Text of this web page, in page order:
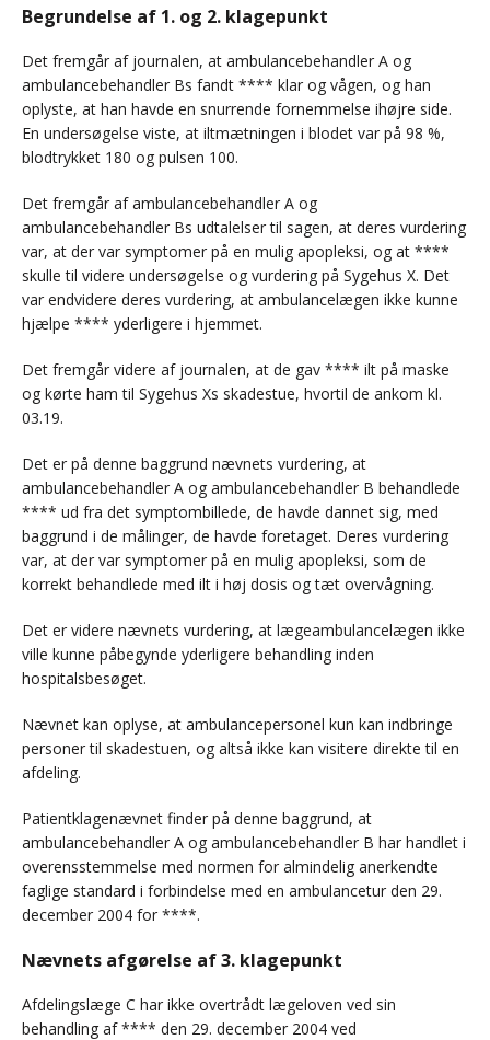
Begrundelse af 1. og 2. klagepunkt
Det fremgår af journalen, at ambulancebehandler A og
ambulancebehandler Bs fandt **** klar og vågen, og han
oplyste, at han havde en snurrende fornemmelse ihøjre side.
En undersøgelse viste, at iltmætningen i blodet var på 98 %,
blodtrykket 180 og pulsen 100.
Det fremgår af ambulancebehandler A og
ambulancebehandler Bs udtalelser til sagen, at deres vurdering
var, at der var symptomer på en mulig apopleksi, og at ****
skulle til videre undersøgelse og vurdering på Sygehus X. Det
var endvidere deres vurdering, at ambulancelægen ikke kunne
hjælpe **** yderligere i hjemmet.
Det fremgår videre af journalen, at de gav **** ilt på maske
og kørte ham til Sygehus Xs skadestue, hvortil de ankom kl.
03.19.
Det er på denne baggrund nævnets vurdering, at
ambulancebehandler A og ambulancebehandler B behandlede
**** ud fra det symptombillede, de havde dannet sig, med
baggrund i de målinger, de havde foretaget. Deres vurdering
var, at der var symptomer på en mulig apopleksi, som de
korrekt behandlede med ilt i høj dosis og tæt overvågning.
Det er videre nævnets vurdering, at lægeambulancelægen ikke
ville kunne påbegynde yderligere behandling inden
hospitalsbesøget.
Nævnet kan oplyse, at ambulancepersonel kun kan indbringe
personer til skadestuen, og altså ikke kan visitere direkte til en
afdeling.
Patientklagenævnet finder på denne baggrund, at
ambulancebehandler A og ambulancebehandler B har handlet i
overensstemmelse med normen for almindelig anerkendte
faglige standard i forbindelse med en ambulancetur den 29.
december 2004 for ****.
Nævnets afgørelse af 3. klagepunkt
Afdelingslæge C har ikke overtrådt lægeloven ved sin
behandling af **** den 29. december 2004 ved